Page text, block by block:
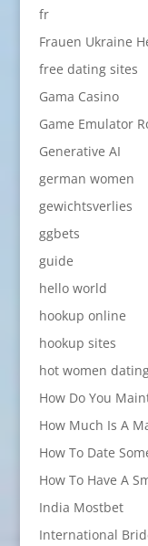
fr
Frauen Ukraine
free dating sites
Gama Casino
Game Emulator
Generative AI
german women
gewichtsverlies
ggbets
guide
hello world
hookup online
hookup sites
hot women
How Do You
How Much Is A
How To Date
How To Have A
India Mostbet
International